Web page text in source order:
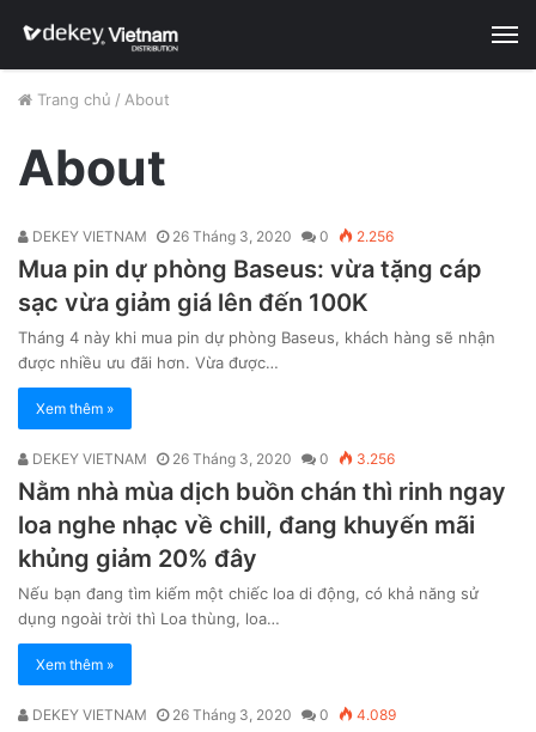
Trang chủ / About
About
DEKEY VIETNAM 26 Tháng 3, 2020 0 2.256
Mua pin dự phòng Baseus: vừa tặng cáp
sạc vừa giảm giá lên đến 100K
Tháng 4 này khi mua pin dự phòng Baseus, khách hàng sẽ nhận
được nhiều ưu đãi hơn. Vừa được…
Xem thêm »
DEKEY VIETNAM 26 Tháng 3, 2020 0 3.256
Nằm nhà mùa dịch buồn chán thì rinh ngay
loa nghe nhạc về chill, đang khuyến mãi
khủng giảm 20% đây
Nếu bạn đang tìm kiếm một chiếc loa di động, có khả năng sử
dụng ngoài trời thì Loa thùng, loa…
Xem thêm »
DEKEY VIETNAM 26 Tháng 3, 2020 0 4.089